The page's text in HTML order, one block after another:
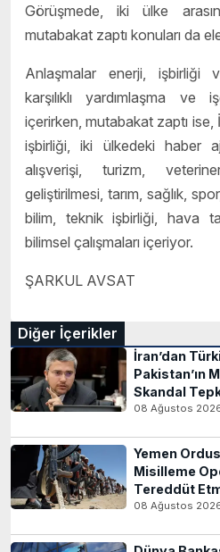
Görüşmede, iki ülke
mutabakat zaptı konuları da ele
Anlaşmalar enerji, işbirliği
karşılıklı yardımlaşma ve
içerirken, mutabakat zaptı ise,
işbirliği, iki ülkedeki haber
alışverişi, turizm,
geliştirilmesi, tarım, sağlık,
bilim, teknik işbirliği, hava
bilimsel çalışmaları içeriyor.
ŞARKUL AVSAT
Diğer İçerikler
İran’dan
Pakistan’ın
Skandal
08 Ağustos
Yemen
Misilleme
Tereddüt
08 Ağustos